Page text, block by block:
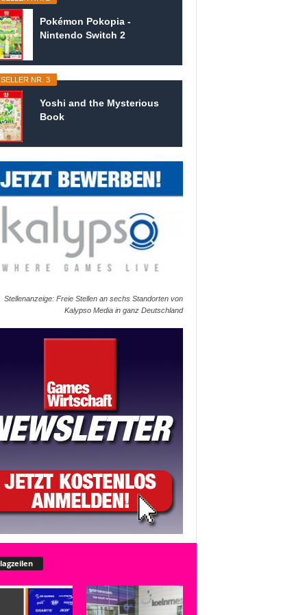
Pokémon Pokopia -
Nintendo Switch 2
NR. 3
Yoshi and the Mysterious
Book
Stellenanzeige: Freie Stellen an sechs Standorten von
Kalypso Media in ganz Deutschland